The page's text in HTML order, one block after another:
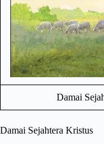
Damai
Damai Sejahtera Kristus